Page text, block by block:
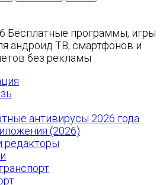
Бесплатные программы, игры
андроид ТВ, смартфонов и
без рекламы
антивирусы 2026 года
(2026)
редакторы